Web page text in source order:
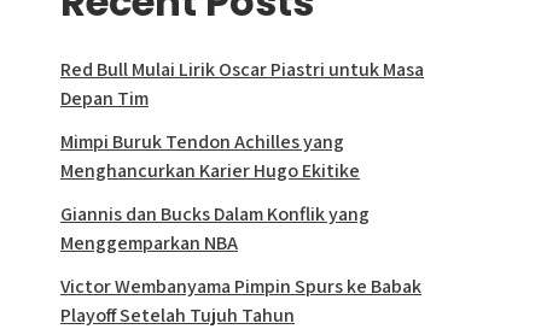
Red Bull Mulai Lirik Oscar Piastri untuk Masa
Depan Tim
Mimpi Buruk Tendon Achilles yang
Menghancurkan Karier Hugo Ekitike
Giannis dan Bucks Dalam Konflik yang
Menggemparkan NBA
Victor Wembanyama Pimpin Spurs ke Babak
Playoff Setelah Tujuh Tahun